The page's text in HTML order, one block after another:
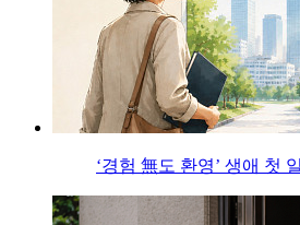
‘경험 無도 환영’ 생애 첫